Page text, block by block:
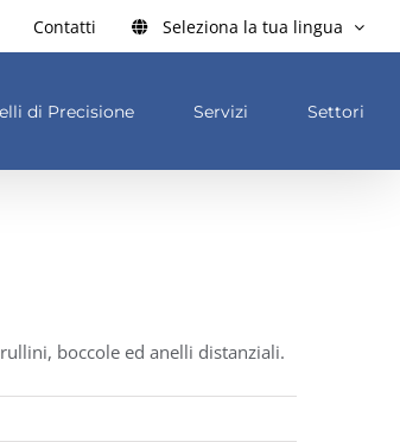
Contatti Seleziona la tua lingua
di Precisione Servizi Settori
boccole ed anelli distanziali.